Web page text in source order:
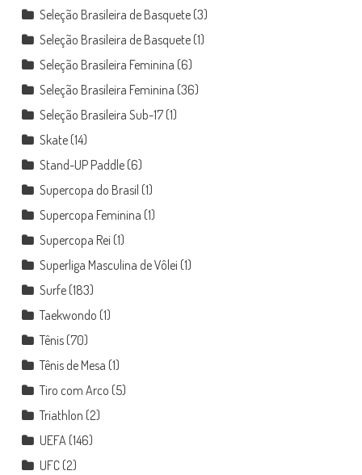
Seleção Brasileira de Basquete(3)
Seleção Brasileira de Basquete(1)
Seleção Brasileira Feminina (6)
Seleção Brasileira Feminina (36)
Seleção Brasileira Sub-17(1)
Skate(14)
Stand-UP Paddle(6)
Supercopa do Brasil (1)
Supercopa Feminina (1)
Supercopa Rei (1)
Superliga Masculina de Vôlei (1)
Surfe(183)
Taekwondo (1)
Tênis(70)
Tênis de Mesa (1)
Tiro com Arco (5)
Triathlon (2)
UEFA (146)
UFC(2)